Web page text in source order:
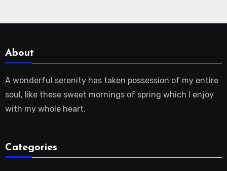
About
A wonderful serenity has taken possession of my entire
soul, like these sweet mornings of spring which I enjoy
with my whole heart.
Categories